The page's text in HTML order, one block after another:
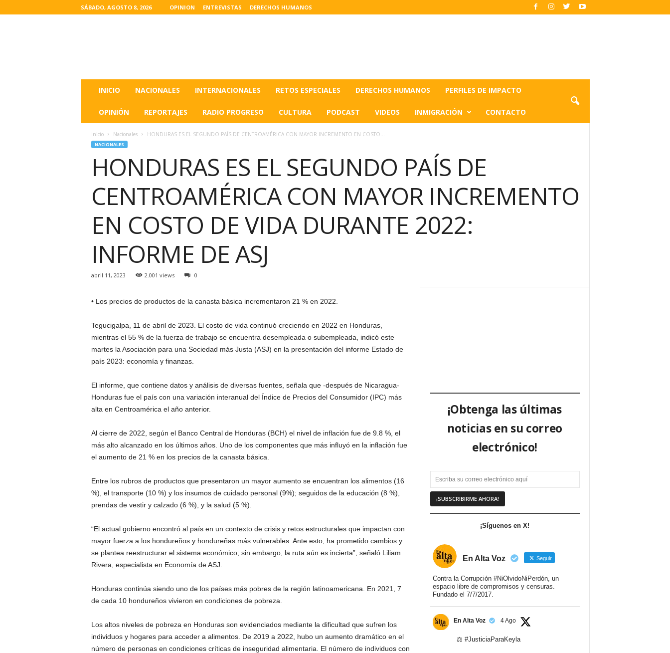
SÁBADO, AGOSTO 8, 2026 OPINION ENTREVISTAS DERECHOS HUMANOS
INICIO NACIONALES INTERNACIONALES RETOS ESPECIALES DERECHOS HUMANOS PERFILES DE IMPACTO
OPINIÓN REPORTAJES RADIO PROGRESO CULTURA PODCAST VIDEOS INMIGRACIÓN CONTACTO
Inicio Nacionales HONDURAS ES EL SEGUNDO PAÍS DE CENTROAMÉRICA CON MAYOR INCREMENTO EN COSTO...
NACIONALES
HONDURAS ES EL SEGUNDO PAÍS DE
CENTROAMÉRICA CON MAYOR INCREMENTO
EN COSTO DE VIDA DURANTE 2022:
INFORME DE ASJ
abril 11, 2023 2.001 views 0
• Los precios de productos de la canasta básica incrementaron 21 % en 2022.
Tegucigalpa, 11 de abril de 2023. El costo de vida continuó creciendo en 2022 en Honduras,
mientras el 55 % de la fuerza de trabajo se encuentra desempleada o subempleada, indicó este
martes la Asociación para una Sociedad más Justa (ASJ) en la presentación del informe Estado de
país 2023: economía y finanzas.
El informe, que contiene datos y análisis de diversas fuentes, señala que -después de Nicaragua-
Honduras fue el país con una variación interanual del Índice de Precios del Consumidor (IPC) más
alta en Centroamérica el año anterior.
Al cierre de 2022, según el Banco Central de Honduras (BCH) el nivel de inflación fue de 9.8 %, el
más alto alcanzado en los últimos años. Uno de los componentes que más influyó en la inflación fue
el aumento de 21 % en los precios de la canasta básica.
Entre los rubros de productos que presentaron un mayor aumento se encuentran los alimentos (16
%), el transporte (10 %) y los insumos de cuidado personal (9%); seguidos de la educación (8 %),
prendas de vestir y calzado (6 %), y la salud (5 %).
“El actual gobierno encontró al país en un contexto de crisis y retos estructurales que impactan con
mayor fuerza a los hondureños y hondureñas más vulnerables. Ante esto, ha prometido cambios y
se plantea reestructurar el sistema económico; sin embargo, la ruta aún es incierta”, señaló Liliam
Rivera, especialista en Economía de ASJ.
Honduras continúa siendo uno de los países más pobres de la región latinoamericana. En 2021, 7
de cada 10 hondureños vivieron en condiciones de pobreza.
Los altos niveles de pobreza en Honduras son evidenciados mediante la dificultad que sufren los
individuos y hogares para acceder a alimentos. De 2019 a 2022, hubo un aumento dramático en el
número de personas en condiciones críticas de inseguridad alimentaria. El número de individuos con
¡Obtenga las últimas
noticias en su correo
electrónico!
¡Síguenos en X!
En Alta Voz Seguir
Contra la Corrupción #NiOlvidoNiPerdón, un
espacio libre de compromisos y censuras.
Fundado el 7/7/2017.
En Alta Voz 4 Ago
⚖️ #JusticiaParaKeyla